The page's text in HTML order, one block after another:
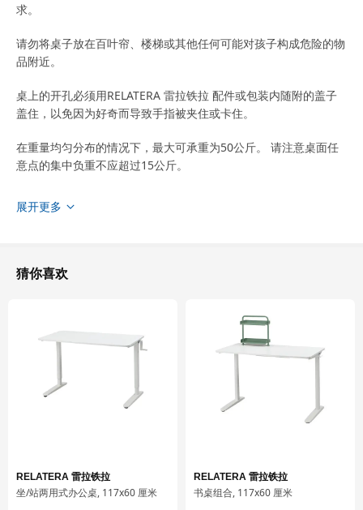
求。
请勿将桌子放在百叶帘、楼梯或其他任何可能对孩子构成危险的物
品附近。
桌上的开孔必须用RELATERA 雷拉铁拉 配件或包装内随附的盖子
盖住，以免因为好奇而导致手指被夹住或卡住。
在重量均匀分布的情况下，最大可承重为50公斤。 请注意桌面任
意点的集中负重不应超过15公斤。
可搭配你喜欢的任何RELATERA 雷拉铁拉 配件，增添更多功能和
储物空间。
商品尺寸和包装信息
118 厘米
最大可承重
50 公斤
挂钩最大可承重
5 公斤
展开更多
猜你喜欢
RELATERA 雷拉铁拉
坐/站两用式办公桌, 117x60 厘米
RELATERA 雷拉铁拉
书桌组合, 117x60 厘米